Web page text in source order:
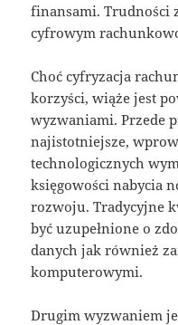
finansami. Trudności
cyfrowym
Choć cyfryzacja
korzyści, wiąże jest
wyzwaniami. Przede
najistotniejsze,
technologicznych
księgowości nabycia
rozwoju. Tradycyjne
być uzupełnione o
danych jak również
komputerowymi.
Drugim wyzwaniem